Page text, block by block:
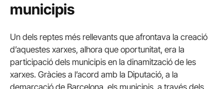
municipis
Un dels reptes més rellevants que afrontava la creació
d’aquestes xarxes, alhora que oportunitat, era la
participació dels municipis en la dinamització de les
xarxes. Gràcies a l’acord amb la Diputació, a la
demarcació de Barcelona, els municipis, a través dels